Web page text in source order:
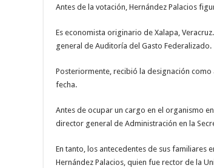
Antes de la votación, Hernández Palacios
Es economista originario de Xalapa,
general de Auditoría del Gasto Federalizado.
Posteriormente, recibió la designación
fecha.
Antes de ocupar un cargo en el organismo
director general de Administración en la
En tanto, los antecedentes de sus familiares
Hernández Palacios, quien fue rector de la